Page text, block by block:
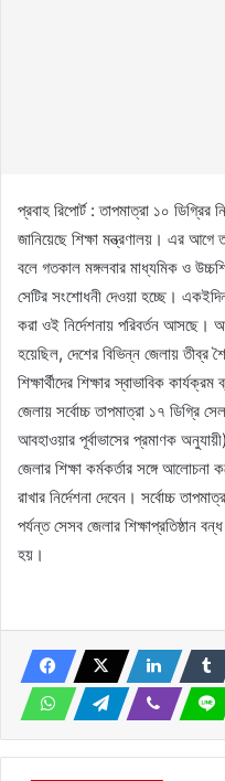
প্রবাহ রিপোর্ট : তাপমাত্রা ১০
জানিয়েছে শিক্ষা মন্ত্রণালয়। এর আগে
বলে গতকাল মঙ্গলবার মাধ্যমিক ও
সেটির সংশোধনী দেওয়া হচ্ছে।
করা ওই নির্দেশনায় পরিবর্তন আসছে।
হয়েছিল, দেশের বিভিন্ন জেলায় তীব্র
শিক্ষার্থীদের শিক্ষার স্বাভাবিক
জেলায় সর্বোচ্চ তাপমাত্রা ১৭ ডিগ্রি
আবহাওয়ার পূর্বাভাসের প্রমাণক
জেলার শিক্ষা কর্মকর্তার সঙ্গে আলোচনা
রাখার নির্দেশনা দেবেন। সর্বোচ্চ
পর্যন্ত সেসব জেলার শিক্ষাপ্রতিষ্ঠান
হয়।